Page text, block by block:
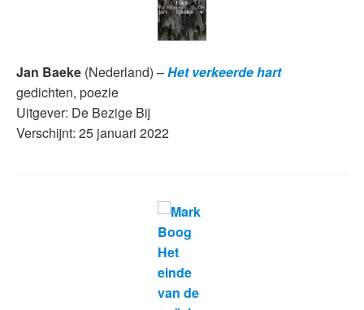
Jan Baeke (Nederland) –Het verkeerde hart
gedichten, poezie
Uitgever: De Bezige Bij
Verschijnt: 25 januari 2022